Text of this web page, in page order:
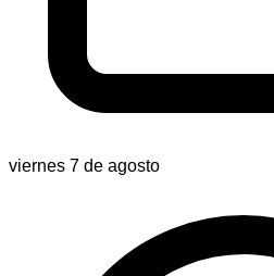
viernes 7 de agosto